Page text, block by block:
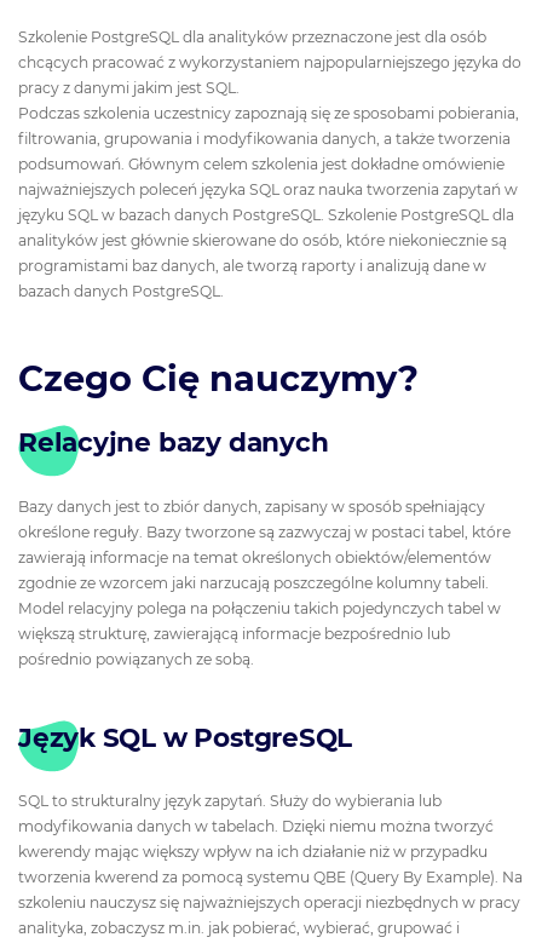
Szkolenie PostgreSQL dla analityków przeznaczone jest dla osób
chcących pracować z wykorzystaniem najpopularniejszego języka do
pracy z danymi jakim jest SQL.
Podczas szkolenia uczestnicy zapoznają się ze sposobami pobierania,
filtrowania, grupowania i modyfikowania danych, a także tworzenia
podsumowań. Głównym celem szkolenia jest dokładne omówienie
najważniejszych poleceń języka SQL oraz nauka tworzenia zapytań w
języku SQL w bazach danych PostgreSQL. Szkolenie PostgreSQL dla
analityków jest głównie skierowane do osób, które niekoniecznie są
programistami baz danych, ale tworzą raporty i analizują dane w
bazach danych PostgreSQL.
Czego Cię nauczymy?
Relacyjne bazy danych
Bazy danych jest to zbiór danych, zapisany w sposób spełniający
określone reguły. Bazy tworzone są zazwyczaj w postaci tabel, które
zawierają informacje na temat określonych obiektów/elementów
zgodnie ze wzorcem jaki narzucają poszczególne kolumny tabeli.
Model relacyjny polega na połączeniu takich pojedynczych tabel w
większą strukturę, zawierającą informacje bezpośrednio lub
pośrednio powiązanych ze sobą.
Język SQL w PostgreSQL
SQL to strukturalny język zapytań. Służy do wybierania lub
modyfikowania danych w tabelach. Dzięki niemu można tworzyć
kwerendy mając większy wpływ na ich działanie niż w przypadku
tworzenia kwerend za pomocą systemu QBE (Query By Example). Na
szkoleniu nauczysz się najważniejszych operacji niezbędnych w pracy
analityka, zobaczysz m.in. jak pobierać, wybierać, grupować i